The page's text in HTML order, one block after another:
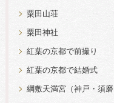
粟田山荘
粟田神社
紅葉の京都で前撮り
紅葉の京都で結婚式
綱敷天満宮（神戸・須磨